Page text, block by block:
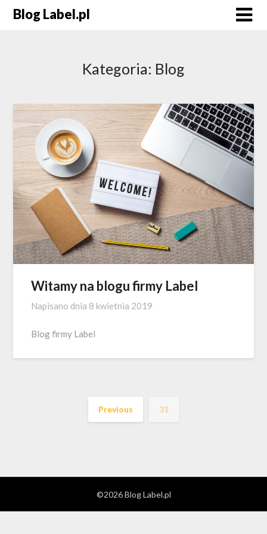
Blog Label.pl
Kategoria: Blog
Witamy na blogu firmy Label
Napisano dnia 8 kwietnia 2019
Blog firmy Label
Previous 31
©2026 Blog Label.pl